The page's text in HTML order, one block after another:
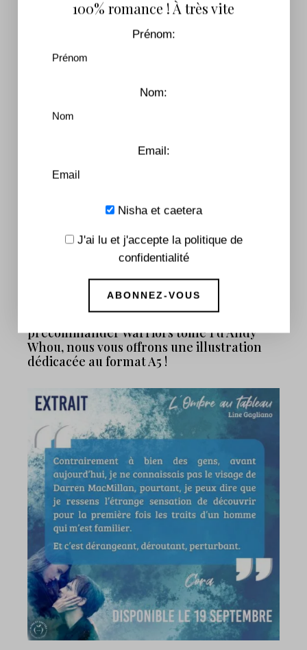
You May Also Like
Si vous faites partie des 30 premiers à
précommander Warriors tome 1 d’Andy
Whou, nous vous offrons une illustration
dédicacée au format A5 !
100% romance ! À très vite
Prénom:
Nom:
Email:
Nisha et caetera
J'ai lu et j'accepte la politique de
confidentialité